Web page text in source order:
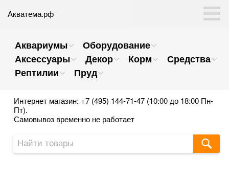
Акватема.рф
Аквариумы
Оборудование
Аксессуары
Декор Корм
Средства
Рептилии
Пруд
Интернет магазин: +7 (495) 144-71-47 (10:00 до 18:00 Пн-
Пт).
Самовывоз временно не работает